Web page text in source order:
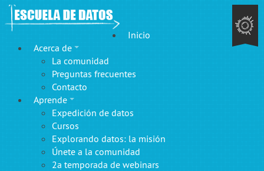
Inicio
Acerca de
La comunidad
Preguntas frecuentes
Contacto
Aprende
Expedición de datos
Cursos
Explorando datos: la misión
Únete a la comunidad
2a temporada de webinars